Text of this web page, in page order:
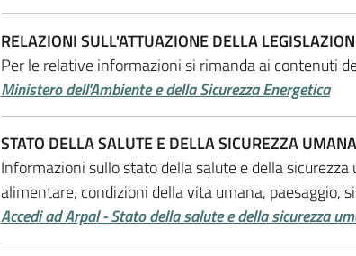
RELAZIONI SULL'ATTUAZIONE DELLA
Per le relative informazioni si rimanda ai contenuti
Ministero dell'Ambiente e della Sicurezza Energetica
STATO DELLA SALUTE E DELLA SICUREZZA UMANA
Informazioni sullo stato della salute e della
alimentare, condizioni della vita umana, paesaggio,
Accedi ad Arpal - Stato della salute e della sicurezza